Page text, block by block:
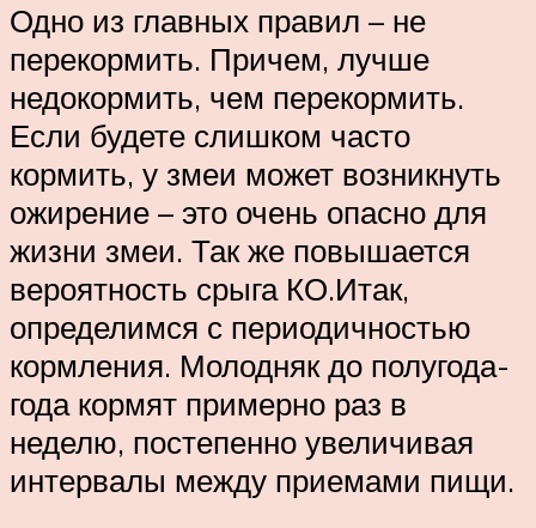
Одно из главных правил – не
перекормить. Причем, лучше
недокормить, чем перекормить.
Если будете слишком часто
кормить, у змеи может возникнуть
ожирение – это очень опасно для
жизни змеи. Так же повышается
вероятность срыга КО.Итак,
определимся с периодичностью
кормления. Молодняк до полугода-
года кормят примерно раз в
неделю, постепенно увеличивая
интервалы между приемами пищи.